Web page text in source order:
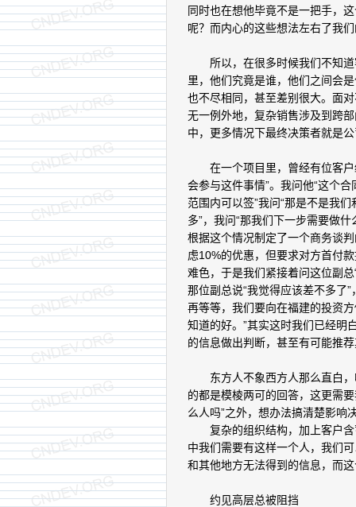
同时也在想他毕竟不是一把手，
呢？而内心的这些想法左右了我
所以，在很多时候我们不知道
里，他们究竟是谁，他们之间会
也不尽相同，甚至差别很大。面
无一例外地，复杂销售涉及到跨
中，更多情况下最终决策者就是
在一个项目里，曾经有位客户
会参与这件事情”。我问他“这个
范围内可以签”我问“那是不是我
多”，我问“那我们下一步需要做
根据这个情况制定了一个商务谈
虑10%的优惠，但要求对方首付
难色，于是我们紧接着问这位副
那位副总说“我觉得应该差不多了
再等等，我们要向在福建的投资
知道的好。”其实这时我们已经明
的信息做出判断，甚至有可能推
东方人不象西方人那么直白，
的都是模棱两可的回答，这更需
么人吗”之外，想办法搞清楚影响
复杂的组织结构，加上客户含
中我们需要有这样一个人，我们
和其他地方无法得到的信息，而
约见高层总被阻挡